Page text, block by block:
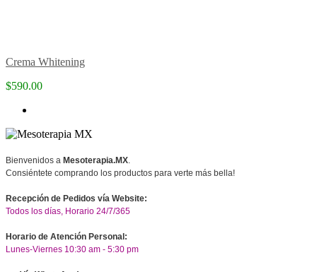
Crema Whitening
$590.00
Bienvenidos a Mesoterapia.MX
Consiéntete comprando los productos para verte más bella!
Recepción de Pedidos vía Website:
Todos los días, Horario 24/7/365
Horario de Atención Personal:
Lunes-Viernes 10:30 am - 5:30 pm